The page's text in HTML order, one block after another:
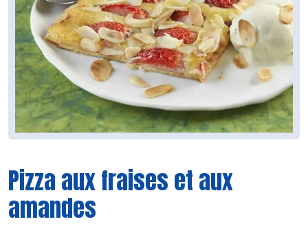
Pizza aux fraises et aux
amandes